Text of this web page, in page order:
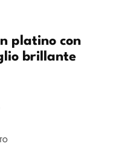
platino con
brillante